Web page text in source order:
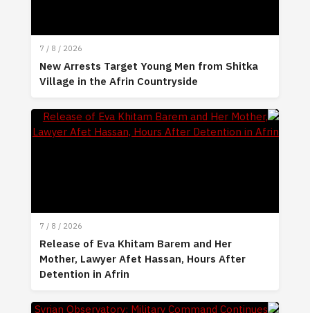
7 / 8 / 2026
New Arrests Target Young Men from Shitka
Village in the Afrin Countryside
7 / 8 / 2026
Release of Eva Khitam Barem and Her
Mother, Lawyer Afet Hassan, Hours After
Detention in Afrin